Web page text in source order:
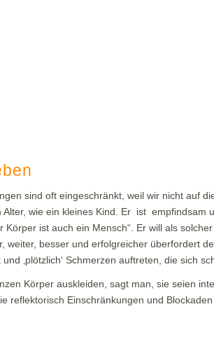
sind oft eingeschränkt, weil wir nicht auf
Alter, wie ein kleines Kind. Er ist empfindsam
Körper ist auch ein Mensch“. Er will als
weiter, besser und erfolgreicher überfordert
‚plötzlich‘ Schmerzen auftreten, die sich
Körper auskleiden, sagt man, sie seien
reflektorisch Einschränkungen und